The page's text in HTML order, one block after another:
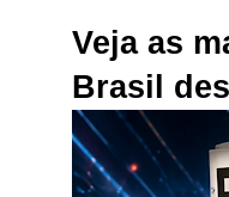
Veja as
Brasil